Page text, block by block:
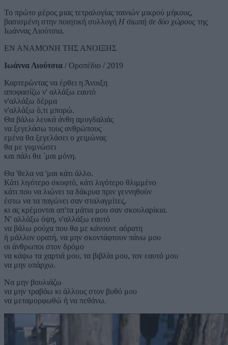
Το πρώτο μέρος μιας τετραλογίας ταινιών μικρού μήκους,
βασισμένη στην ποιητική συλλογή Η σιωπή σε δύο χώρους της
Ιωάννας Λιούτσια.
ΕΝ ΑΝΑΜΟΝΗ ΤΗΣ ΑΝΟΙΞΗΣ
Ιωάννα Λιούτσια / Οροπέδιο / 2019
Καρτερώντας να έρθει η Άνοιξη
αποφασίζω ν' αλλάξω εαυτό
ν'αλλάξω δέρμα
ν'αλλάξω ό,τι μπορώ.
Θα βάλω λευκά άνθη αμυγδαλιάς
να ξεγελάσω τους ανθρώπους
εμένα θα ξεγελάσει ο χειμώνας
θα με γυμνώσει
και πάλι θα ΄μαι μόνη.
Θα 'θελα να 'μαι κάτι άλλο.
Κάτι λιγότερο σκυφτό, κάτι λιγότερο θλιμμένο
κάτι που να λιώνει τα δάκρυα πριν γεννηθούν
έστω να τα παγώνει σαν σταλαγμίτες,
κι ας κρέμονται απ'τα μάτια μου σαν σκουλαρίκια.
Ν' αλλάξω όψη, ν'αλλάξω εαυτό
να βάλω ρούχα που θα με κάνουνε αόρατη
ή μάλλον ορατή, να μην σκοντάφτουν πάνω μου
οι άνθρωποι στον δρόμο
να κάψω τα χαρτιά μου, τα βιβλία μου, τον εαυτό μου
να μην υπάρχω.
Να μην βουλιάζω
να μην τραβάω κι άλλους στον βυθό μου
να μεταμορφωθώ ή να πεθάνω.